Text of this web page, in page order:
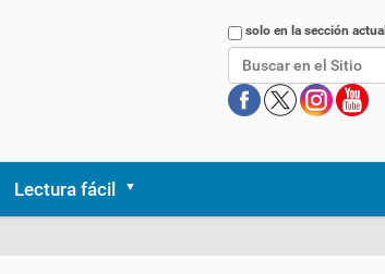
Buscarsolo en la sección actual
Lectura fácil